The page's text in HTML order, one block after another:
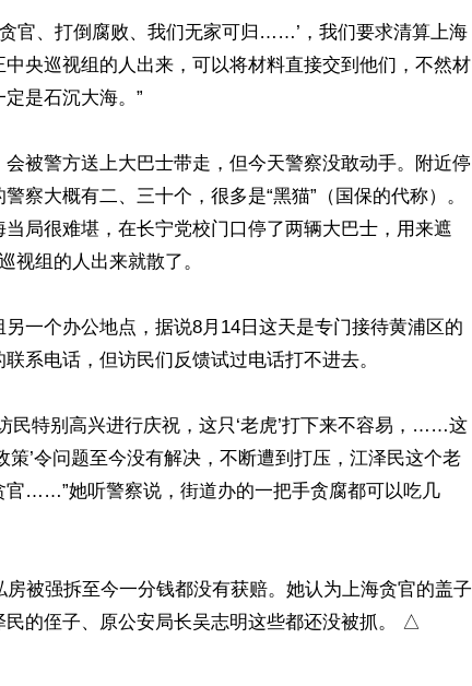
官、打倒腐败、我们无家可归……’，我们要求清算上海
央巡视组的人出来，可以将材料直接交到他们，不然材
是石沉大海。”
被警方送上大巴士带走，但今天警察没敢动手。附近停
察大概有二、三十个，很多是“黑猫”（国保的代称）。
局很难堪​​，在长宁党校门口停了两辆大巴士，用来遮
视组的人出来就散了。
一个办公地点，据说8月14日这天是专门接待黄浦区的
系电话，但访民们反馈试过电话打不进去。
民特别高兴进行庆祝，这只‘老虎’打下来不容易，……这
策’令问题至今没有解决，不断遭到打压，江泽民这个老
官……”她听警察说，街道办的一把手贪腐都可以吃几
被强拆至今一分钱都没有获赔。她认为上海贪官的盖子
的侄子、原公安局长吴志明这些都还没被抓。 △